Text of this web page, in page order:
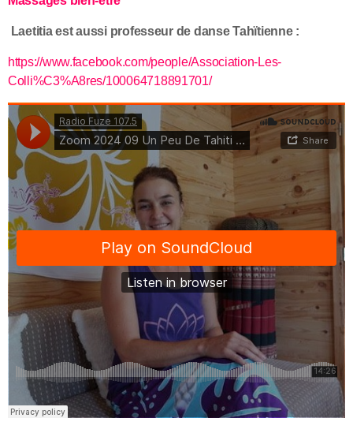
Laetitia est aussi professeur de danse Tahïtienne :
https://www.facebook.com/people/Association-Les-
Colli%C3%A8res/100064718891701/